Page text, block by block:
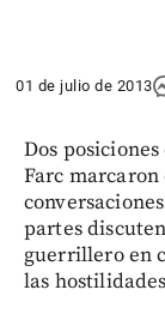
01 de julio de 2013
Dos
Farc
partes
guerrillero en
las